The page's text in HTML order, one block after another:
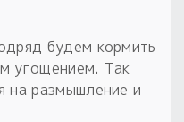
будем кормить
угощением. Так
на размышление и